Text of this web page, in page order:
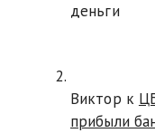
деньги
Виктор к
прибыли